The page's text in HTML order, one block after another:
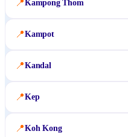
📍Kampong Thom
📍Kampot
📍Kandal
📍Kep
📍Koh Kong